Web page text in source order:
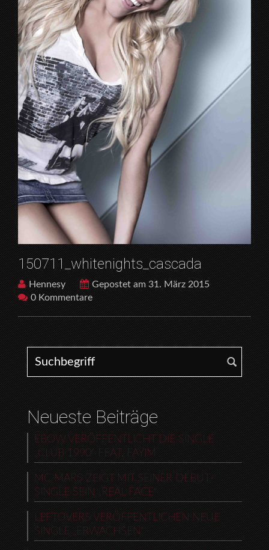
150711_whitenights_cascada
Hennesy
Gepostet am 31. März 2015
0 Kommentare
Search for:
Neueste Beiträge
EBOW VERÖFFENTLICHT DIE SINGLE
„CLUB 1990“ FEAT. FAYIM
MC MARS ZEIGT MIT SEINER DEBUT-
SINGLE SEIN „REAL FACE“
LEFTOVERS VERÖFFENTLICHEN NEUE
SINGLE „ERWACHSEN“